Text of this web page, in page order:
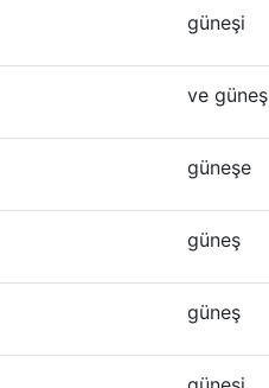
güneşi
ve güneş
güneşe
güneş
güneş